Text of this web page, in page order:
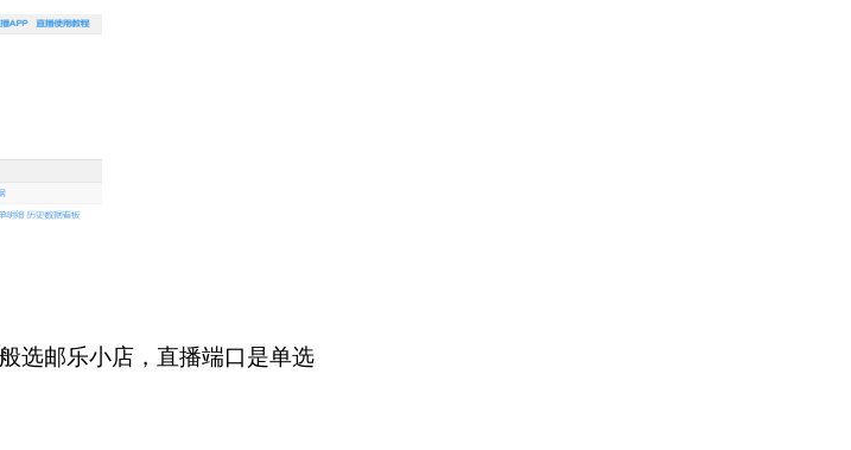
选邮乐小店，直播端口是单选